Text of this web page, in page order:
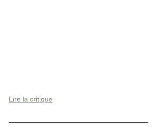
Lire la critique